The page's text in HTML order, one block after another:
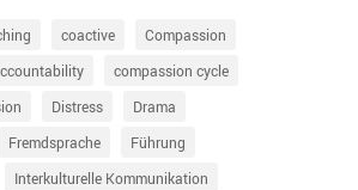
coactive
Compassion
compassion cycle
Distress
Drama
Fremdsprache
Führung
Interkulturelle Kommunikation